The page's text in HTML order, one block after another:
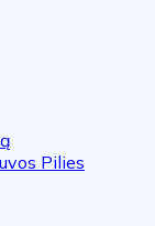
Pilies